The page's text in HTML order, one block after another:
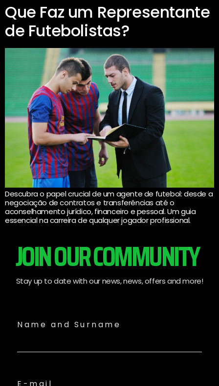
Que Faz um Representante
de Futebolistas?
Descubra o papel crucial de um agente de futebol: desde a
negociação de contratos e transferências até o
aconselhamento jurídico, financeiro e pessoal. Um guia
essencial na carreira de qualquer jogador profissional.
JOIN OUR COMMUNITY
Stay up to date with our news, news, offers and more!
Name and Surname
E-mail